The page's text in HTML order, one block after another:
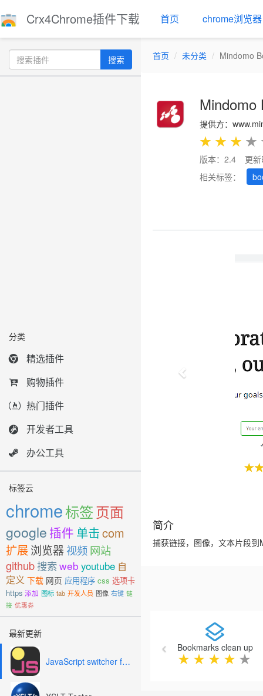
Crx4Chrome插件下载 首页 chrome浏览器
搜索
分类
精选插件
购物插件
热门插件
开发者工具
办公工具
标签云
chrome标签页面
google 插件 单击com
扩展浏览器 视频网站
github搜索web youtube 自
定义 下载 网页 应用程序 css 选项卡
https 添加 图标 tab 开发人员 图像 右键 链
接 优惠券
最新更新
JavaScript switcher for SEO and development
首页 未分类 Mindomo
Mindomo
提供方：
★ ★ ★ ★
版本：2.4
更
相关标签：
简介
捕获链接，图像，文本片段
Bookmarks clean up
★ ★ ★ ★ ★